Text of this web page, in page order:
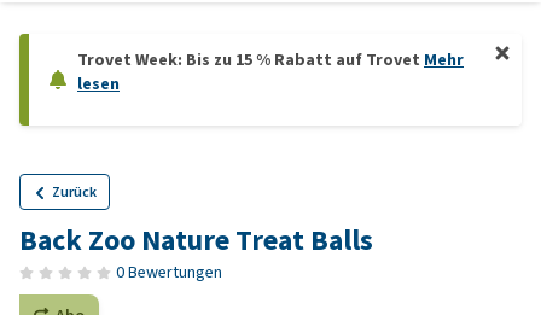
Trovet Week: Bis zu 15 % Rabatt auf Trovet Mehr
lesen
Zurück
Back Zoo Nature Treat Balls
0 Bewertungen